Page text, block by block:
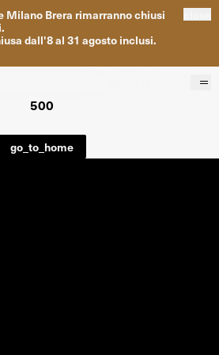
Milano Brera rimarrannochiusi
.
dall'8al 31 agosto inclusi.
500
go_to_home